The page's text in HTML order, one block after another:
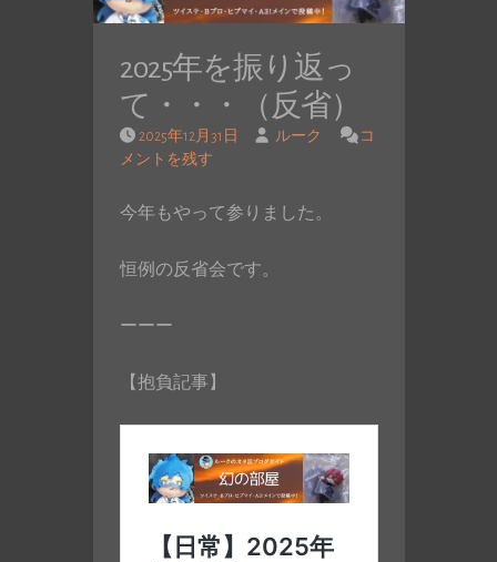
2025年を振り返っ
て・・・（反省）
2025年12月31日 ルーク
コ
メントを残す
今年もやって参りました。
恒例の反省会です。
ーーー
【抱負記事】